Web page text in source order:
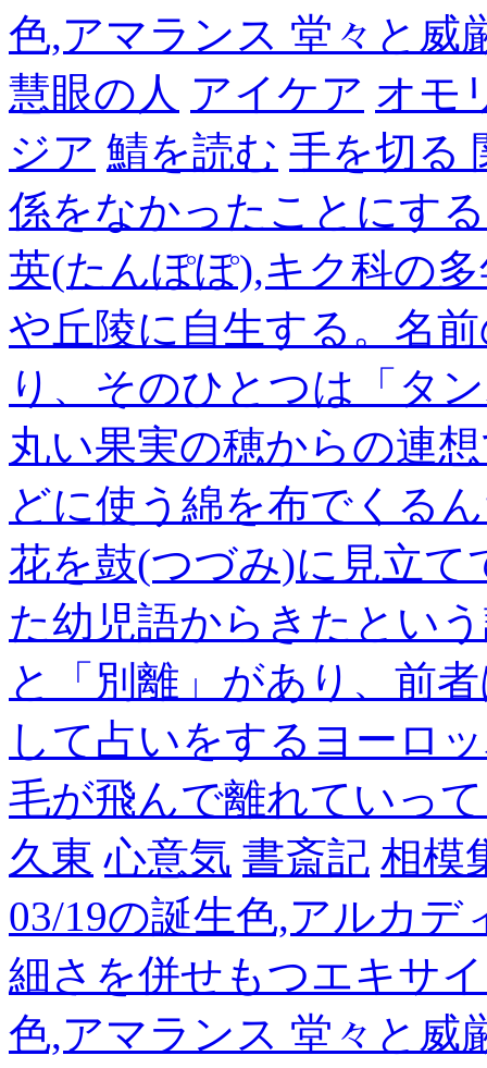
色,アマランス 堂々と威
慧眼の人 アイケア オモ
ジア 鯖を読む 手を切る
係をなかったことにす
英(たんぽぽ),キク科の
や丘陵に自生する。名
り、そのひとつは「タ
丸い果実の穂からの連
どに使う綿を布でくる
花を鼓(つづみ)に見立
た幼児語からきたとい
と「別離」があり、前
して占いをするヨーロ
毛が飛んで離れていっ
久東 心意気 書斎記 相模
03/19の誕生色,アルカ
細さを併せもつエキサ
色,アマランス 堂々と威